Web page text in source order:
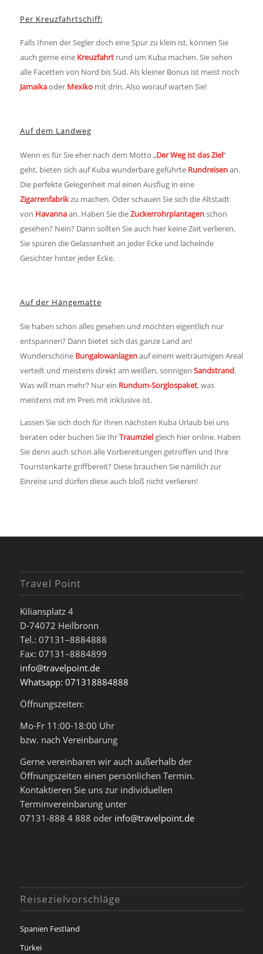
Per Kreuzfahrtschiff:
Falls Ihnen der Segler doch eine Spur zu klein ist, können Sie
auch gerne eine Kreuzfahrtrund um Kuba machen. Sie sehen
alle Facetten von Nord bis Süd. Als kleiner Bonus ist meist noch
Jamaikaoder Mexikomit drin. Also worauf warten Sie!
Auf dem Landweg
Wenn es für Sie eher nach dem Motto „Der Weg ist das Ziel“
geht, bieten sich auf Kuba wunderbare geführte Rundreisenan.
Die perfekte Gelegenheit mal einen Ausflug in eine
Zigarrenfabrikzu machen. Oder schauen Sie sich die Altstadt
von Havannaan. Haben Sie dieZuckerrohrplantagenschon
gesehen? Nein? Dann sollten Sie auch hier keine Zeit verlieren.
Sie spüren die Gelassenheit an jeder Ecke und lächelnde
Gesichter hinter jeder Ecke.
Auf der Hängematte
Sie haben schon alles gesehen und möchten eigentlich nur
entspannen? Dann bietet sich das ganze Land an!
Wunderschöne Bungalowanlagenauf einem weiträumigen Areal
verteilt und meistens direkt am weißen, sonnigen Sandstrand.
Was will man mehr? Nur ein Rundum-Sorglospaket, was
meistens mit im Preis mit inklusive ist.
Lassen Sie sich doch für Ihren nächsten Kuba Urlaub bei uns
beraten oder buchen Sie IhrTraumzielgleich hier online. Haben
Sie denn auch schon alle Vorbereitungen getroffen und Ihre
Touristenkarte griffbereit? Diese brauchen Sie nämlich zur
Einreise und dürfen diese auch bloß nicht verlieren!
Travel Point
Kiliansplatz 4
D-74072 Heilbronn
Tel.: 07131–8884888
Fax: 07131–8884899
info@travelpoint.de
Whatsapp: 071318884888
Öffnungszeiten:
Mo-Fr 11:00-18:00 Uhr
bzw. nach Vereinbarung
Gerne vereinbaren wir auch außerhalb der
Öffnungszeiten einen persönlichen Termin.
Kontaktieren Sie uns zur individuellen
Terminvereinbarung unter
07131-888 4 888 oder info@travelpoint.de
Reisezielvorschläge
Spanien Festland
Türkei